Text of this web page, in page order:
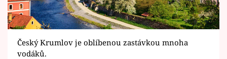
Český Krumlov je oblíbenou zastávkou mnoha
vodáků.